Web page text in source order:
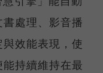
處理、影音播
效能表現，使
持續維持在最